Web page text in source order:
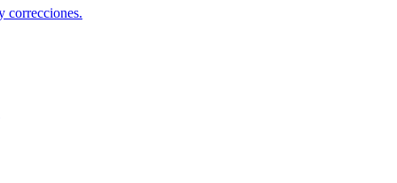
correcciones.